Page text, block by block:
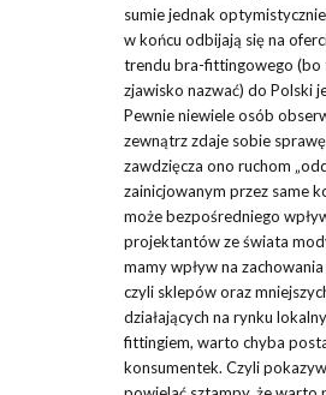
sumie jednak
w końcu odbijają się na
trendu bra-fittingowego (bo
zjawisko nazwać) do Polski
Pewnie niewiele osób
zewnątrz zdaje sobie
zawdzięcza ono ruchom
zainicjowanym przez same
może bezpośredniego
projektantów ze świata
mamy wpływ na
czyli sklepów oraz
działających na rynku
fittingiem, warto chyba
konsumentek. Czyli